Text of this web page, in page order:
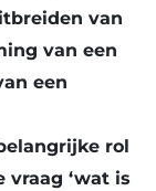
van
van een
een
rol
‘wat is